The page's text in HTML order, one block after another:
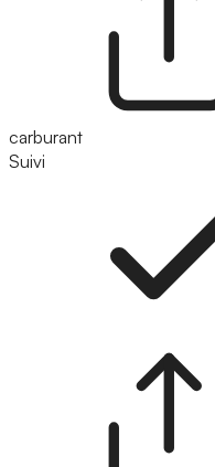
carburant
Suivi